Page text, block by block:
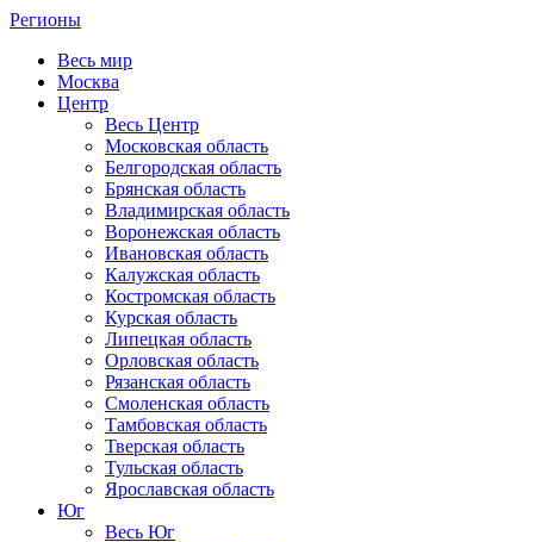
Регионы
Весь мир
Москва
Центр
Весь Центр
Московская область
Белгородская область
Брянская область
Владимирская область
Воронежская область
Ивановская область
Калужская область
Костромская область
Курская область
Липецкая область
Орловская область
Рязанская область
Смоленская область
Тамбовская область
Тверская область
Тульская область
Ярославская область
Юг
Весь Юг